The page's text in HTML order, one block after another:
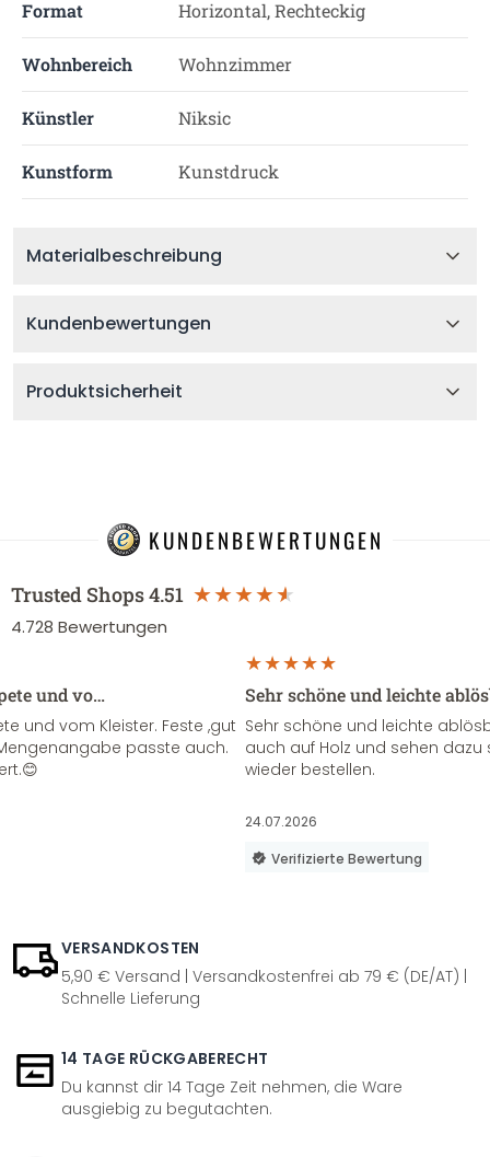
Format Horizontal, Rechteckig
Wohnbereich Wohnzimmer
Künstler Niksic
Kunstform Kunstdruck
Materialbeschreibung
Kundenbewertungen
Produktsicherheit
KUNDENBEWERTUNGEN
Trusted Shops4.51
4.728 Bewertungen
und vo…
und vom Kleister. Feste ,gut
passte auch.
Sehr schöne und leichte
Sehr schöne und leichte
auch auf Holz und sehen
wieder bestellen.
24.07.2026
Verifizierte Bewertung
VERSANDKOSTEN
5,90 € Versand | Versandkostenfrei ab 79 € (DE/AT) |
Schnelle Lieferung
14 TAGE RÜCKGABERECHT
Du kannst dir 14 Tage Zeit nehmen, die Ware
ausgiebig zu begutachten.